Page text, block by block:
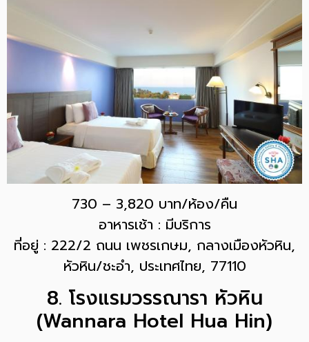
730 – 3,820 บาท/ห้อง/คืน
อาหารเช้า : มีบริการ
ที่อยู่ : 222/2 ถนน เพชรเกษม, กลางเมืองหัวหิน,
หัวหิน/ชะอำ, ประเทศไทย, 77110
8. โรงแรมวรรณารา หัวหิน
(Wannara Hotel Hua Hin)